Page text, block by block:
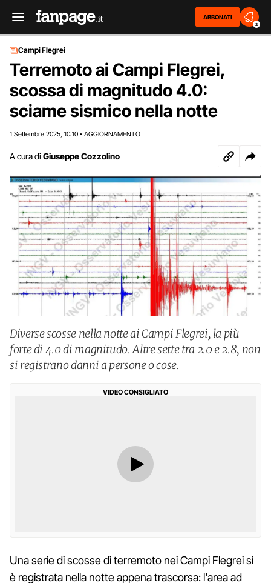
ABBONATI
2
Campi Flegrei
Terremoto ai Campi Flegrei,
scossa di magnitudo 4.0:
sciame sismico nella notte
1 Settembre 2025 10:10 • AGGIORNAMENTO
A cura di Giuseppe Cozzolino
Diverse scosse nella notte ai Campi Flegrei, la più
forte di 4.0 di magnitudo. Altre sette tra 2.0 e 2.8, non
si registrano danni a persone o cose.
VIDEO CONSIGLIATO
Una serie di scosse di terremoto nei Campi Flegrei si
è registrata nella notte appena trascorsa: l'area ad